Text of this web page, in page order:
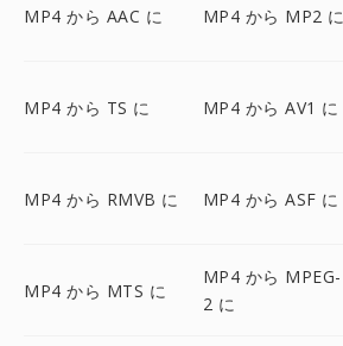
MP4 から AAC に MP4 から MP2 に
MP4 から TS に MP4 から AV1 に
MP4 から RMVB に MP4 から ASF に
MP4 から MTS に
MP4 から MPEG-
2 に